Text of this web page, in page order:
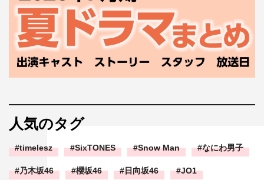
人気のタグ
timelesz SixTONES Snow Man なにわ男子
乃木坂46 櫻坂46 日向坂46 JO1